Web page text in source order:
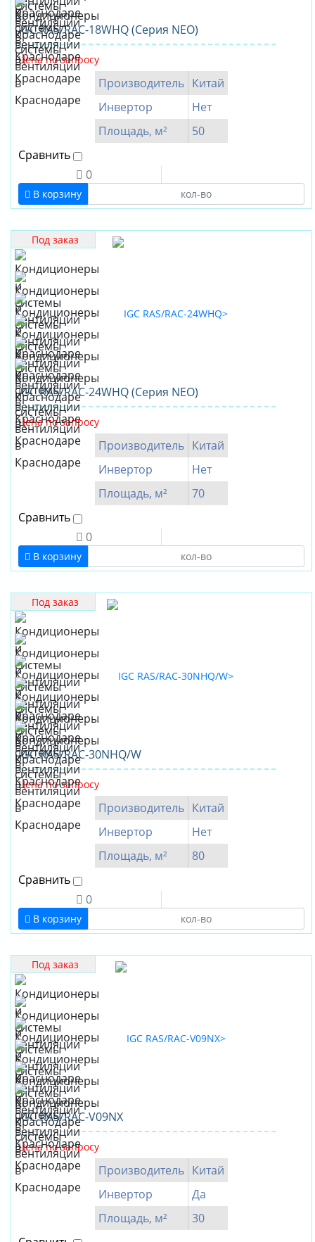
IGC RAS/RAC-18WHQ (Серия NEO)
Цена по запросу
Производитель Китай
Инвертор
Нет
Площадь, м²
50
Сравнить
0
В корзину
Под заказ
IGC RAS/RAC-24WHQ (Серия NEO)
Цена по запросу
Производитель Китай
Инвертор
Нет
Площадь, м²
70
Сравнить
0
В корзину
Под заказ
IGC RAS/RAC-30NHQ/W
Цена по запросу
Производитель Китай
Инвертор
Нет
Площадь, м²
80
Сравнить
0
В корзину
Под заказ
IGC RAS/RAC-V09NX
Цена по запросу
Производитель Китай
Инвертор
Да
Площадь, м²
30